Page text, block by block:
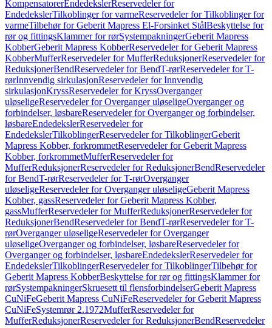
KompensatorerEndedekslerReservedeler for
EndedekslerTilkoblinger for varmeReservedeler for Tilkoblinger for
varmeTilbehør for Geberit Mapress El-Forsinket StålBeskyttelse for
rør og fittingsKlammer for rørSystempakningerGeberit Mapress
KobberGeberit Mapress KobberReservedeler for Geberit Mapress
KobberMufferReservedeler for MufferReduksjonerReservedeler for
ReduksjonerBendReservedeler for BendT-rørReservedeler for T-
rørInnvendig sirkulasjonReservedeler for Innvendig
sirkulasjonKryssReservedeler for KryssOverganger
uløseligeReservedeler for Overganger uløseligeOverganger og
forbindelser, løsbareReservedeler for Overganger og forbindelser,
løsbareEndedekslerReservedeler for
EndedekslerTilkoblingerReservedeler for TilkoblingerGeberit
Mapress Kobber, forkrommetReservedeler for Geberit Mapress
Kobber, forkrommetMufferReservedeler for
MufferReduksjonerReservedeler for ReduksjonerBendReservedeler
for BendT-rørReservedeler for T-rørOverganger
uløseligeReservedeler for Overganger uløseligeGeberit Mapress
Kobber, gassReservedeler for Geberit Mapress Kobber,
gassMufferReservedeler for MufferReduksjonerReservedeler for
ReduksjonerBendReservedeler for BendT-rørReservedeler for T-
rørOverganger uløseligeReservedeler for Overganger
uløseligeOverganger og forbindelser, løsbareReservedeler for
Overganger og forbindelser, løsbareEndedekslerReservedeler for
EndedekslerTilkoblingerReservedeler for TilkoblingerTilbehør for
Geberit Mapress KobberBeskyttelse for rør og fittingsKlammer for
rørSystempakningerSkruesett til flensforbindelserGeberit Mapress
CuNiFeGeberit Mapress CuNiFeReservedeler for Geberit Mapress
CuNiFeSystemrør 2.1972MufferReservedeler for
MufferReduksjonerReservedeler for ReduksjonerBendReservedeler